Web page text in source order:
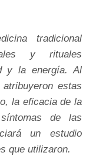
tradicional
y rituales
y la energía. Al
estas
la eficacia de la
de las
un estudio
que utilizaron.